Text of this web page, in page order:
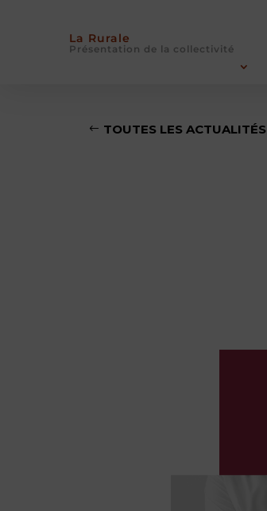
La Rurale
Présentation de la collectivité
TOUTES LES ACTUALITÉS